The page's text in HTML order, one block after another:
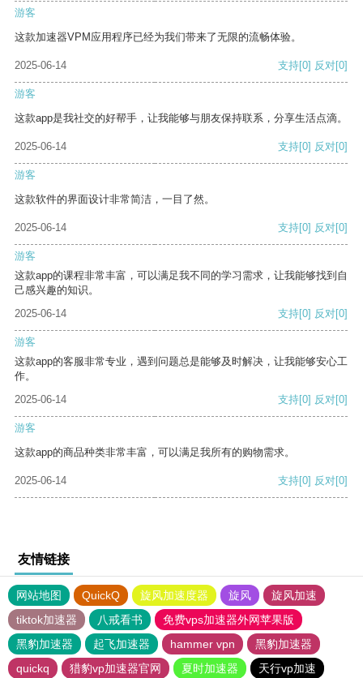
游客
这款加速器VPM应用程序已经为我们带来了无限的流畅体验。
2025-06-14 支持[0] 反对[0]
游客
这款app是我社交的好帮手，让我能够与朋友保持联系，分享生活点滴。
2025-06-14 支持[0] 反对[0]
游客
这款软件的界面设计非常简洁，一目了然。
2025-06-14 支持[0] 反对[0]
游客
这款app的课程非常丰富，可以满足我不同的学习需求，让我能够找到自
己感兴趣的知识。
2025-06-14
支持[0] 反对[0]
游客
这款app的客服非常专业，遇到问题总是能够及时解决，让我能够安心工
作。
2025-06-14
支持[0] 反对[0]
游客
这款app的商品种类非常丰富，可以满足我所有的购物需求。
2025-06-14 支持[0] 反对[0]
友情链接
网站地图 QuickQ 旋风加速度器 旋风
旋风加速
tiktok加速器
八戒看书
免费vps加速器外网苹果版
黑豹加速器
起飞加速器 hammer vpn
黑豹加速器
quickq
猎豹vp加速器官网 夏时加速器 天行vp加速